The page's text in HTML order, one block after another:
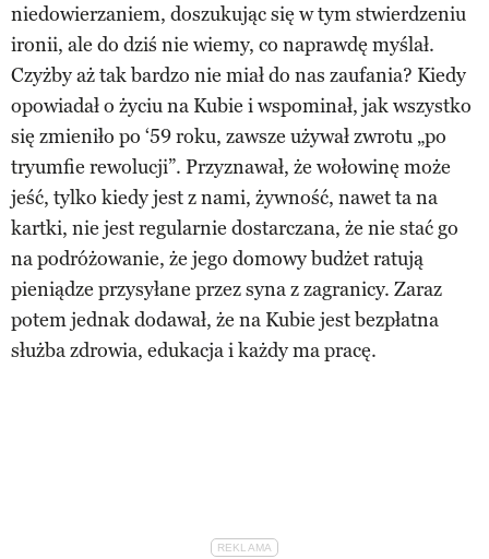
niedowierzaniem, doszukując się w tym stwierdzeniu
ironii, ale do dziś nie wiemy, co naprawdę myślał.
Czyżby aż tak bardzo nie miał do nas zaufania? Kiedy
opowiadał o życiu na Kubie i wspominał, jak wszystko
się zmieniło po ‘59 roku, zawsze używał zwrotu „po
tryumfie rewolucji”. Przyznawał, że wołowinę może
jeść, tylko kiedy jest z nami, żywność, nawet ta na
kartki, nie jest regularnie dostarczana, że nie stać go
na podróżowanie, że jego domowy budżet ratują
pieniądze przysyłane przez syna z zagranicy. Zaraz
potem jednak dodawał, że na Kubie jest bezpłatna
służba zdrowia, edukacja i każdy ma pracę.